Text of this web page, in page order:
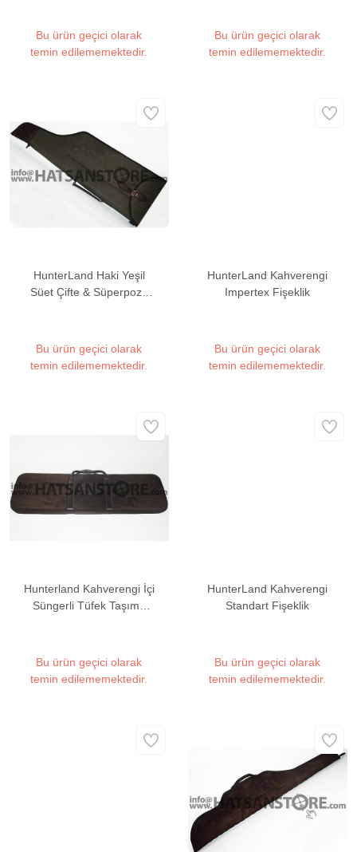
Bu ürün geçici olarak
temin edilememektedir.
Bu ürün geçici olarak
temin edilememektedir.
HunterLand Haki Yeşil
Süet Çifte & Süperpoze
Bu ürün geçici olarak
temin edilememektedir.
HunterLand Kahverengi
Impertex Fişeklik
Bu ürün geçici olarak
temin edilememektedir.
Hunterland Kahverengi İçi
Süngerli Tüfek Taşıma
Bu ürün geçici olarak
temin edilememektedir.
HunterLand Kahverengi
Standart Fişeklik
Bu ürün geçici olarak
temin edilememektedir.